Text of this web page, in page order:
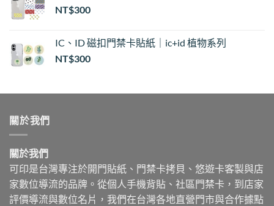
NT$300
IC、ID 磁扣門禁卡貼紙｜ic+id 植物系列
NT$300
關於我們
關於我們
可印是台灣專注於開門貼紙、門禁卡拷貝、悠遊卡客製與店
家數位導流的品牌。從個人手機背貼、社區門禁卡，到店家
評價導流與數位名片，我們在台灣各地直營門市與合作據點